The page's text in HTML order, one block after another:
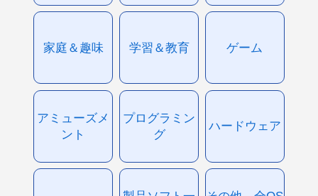
家庭＆趣味 学習＆教育 ゲーム
アミューズメ
ント
プログラミン
グ
ハードウェア